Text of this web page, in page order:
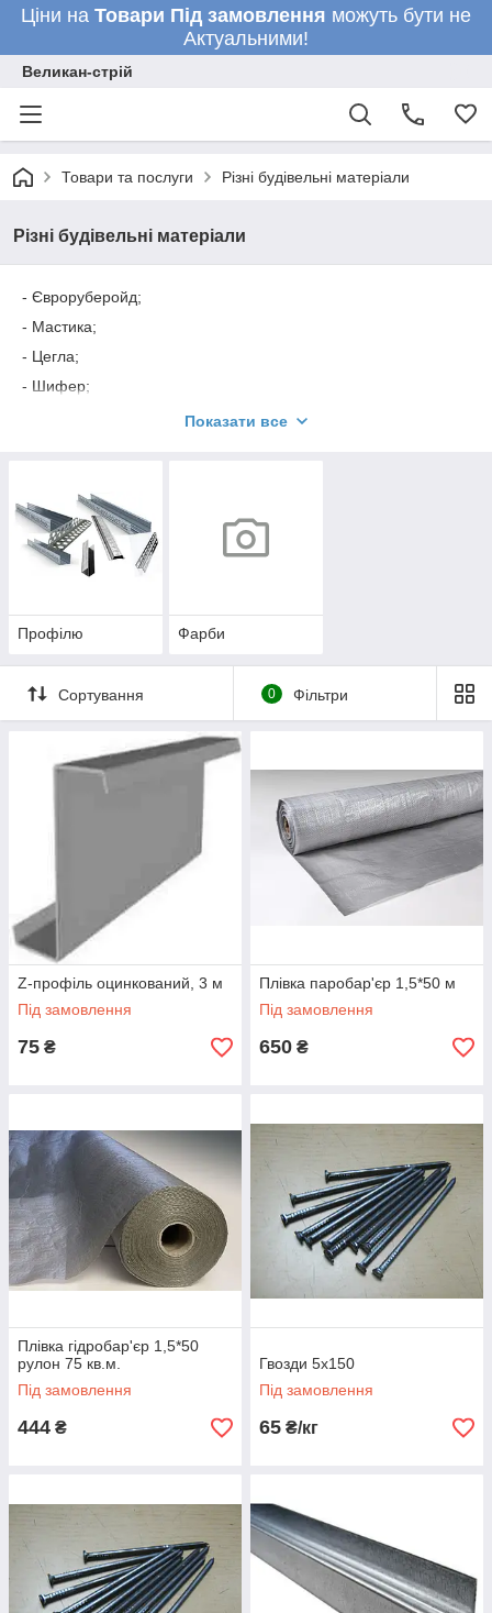
Ціни на Товари Під замовлення можуть бути не
Актуальними!
Великан-стрій
Товари та послуги Різні будівельні матеріали
Різні будівельні матеріали
- Євроруберойд;
- Мастика;
- Цегла;
- Шифер;
- Плівка гидробарье, паробар'єр;
Показати все
Профілю Фарби
Сортування 0 Фільтри
Z-профіль оцинкований, 3 м
Під замовлення
75 ₴
Плівка паробар'єр 1,5*50 м
Під замовлення
650 ₴
Плівка гідробар'єр 1,5*50
рулон 75 кв.м.
Під замовлення
444 ₴
Гвозди 5х150
Під замовлення
65 ₴/кг